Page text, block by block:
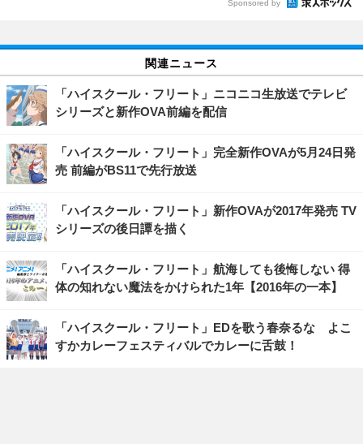
Sponsored by
関連ニュース
「ハイスクール・フリート」ニコニコ生放送でテレビ
シリーズと新作OVA前編を配信
「ハイスクール・フリート」完全新作OVAが5月24日発
売 前編がBS11で先行放送
「ハイスクール・フリート」新作OVAが2017年発売 TV
シリーズの後日譚を描く
「ハイスクール・フリート」航海しても後悔しない 得
体の知れない魔法をかけられた1年【2016年の一本】
「ハイスクール・フリート」EDを歌う春奈るな よこ
すかカレーフェスティバルでカレーに舌鼓！